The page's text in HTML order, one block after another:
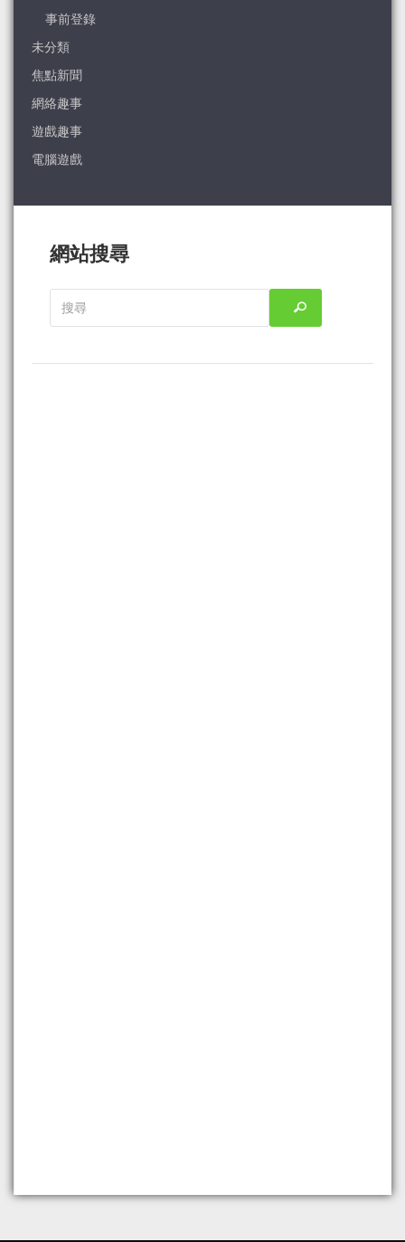
事前登錄
未分類
焦點新聞
網絡趣事
遊戲趣事
電腦遊戲
網站搜尋